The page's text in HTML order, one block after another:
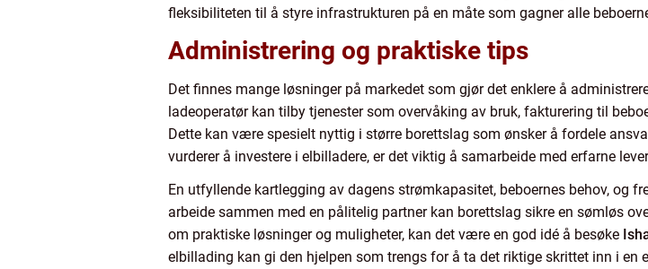
fleksibiliteten til å styre infrastrukturen på en måte som gagner alle
Administrering og praktiske tips
Det finnes mange løsninger på markedet som gjør det enklere å
ladeoperatør kan tilby tjenester som overvåking av bruk, fakturering til
Dette kan være spesielt nyttig i større borettslag som ønsker å fordele
vurderer å investere i elbilladere, er det viktig å samarbeide med erfarne
En utfyllende kartlegging av dagens strømkapasitet, beboernes behov, og
arbeide sammen med en pålitelig partner kan borettslag sikre en sømløs
om praktiske løsninger og muligheter, kan det være en god idé å besøke
elbillading kan gi den hjelpen som trengs for å ta det riktige skrittet inn i en